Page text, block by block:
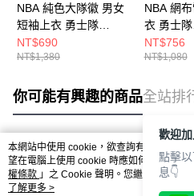
NBA 純色大隊徽 男女
短袖上衣 勇士隊
3625113682
NT$690
NT$1,380
NBA 網
衣 勇士隊
NT$756
NT$1,080
你可能有興趣的商品全站排
熱門標籤
本網站中使用 cookie，欲查詢有關本網站
望在電腦上使用 cookie 時應如何變更電腦
權條款 」之 Cookie 聲明。您繼續使用本
用條款之 Cookie 聲明使用 cookie。
了解更多 >
歡迎
點擊
息👇